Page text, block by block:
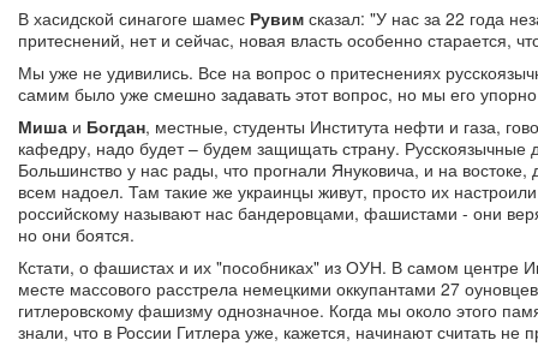
В хасидской синагоге шамес Рувим сказал: "У нас за 22 года
притеснений, нет и сейчас, новая власть особенно старается,
Мы уже не удивились. Все на вопрос о притеснениях
самим было уже смешно задавать этот вопрос, но мы его
Миша и Богдан, местные, студенты Института нефти и газа,
кафедру, надо будет – будем защищать страну. Русскоязычные
Большинство у нас рады, что прогнали Януковича, и на
всем надоел. Там такие же украинцы живут, просто их
российскому называют нас бандеровцами, фашистами - они
но они боятся.
Кстати, о фашистах и их "пособниках" из ОУН. В самом центре
месте массового расстрела немецкими оккупантами 27
гитлеровскому фашизму однозначное. Когда мы около этого
знали, что в России Гитлера уже, кажется, начинают считать